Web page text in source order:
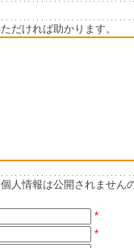
だければ助かります。
人情報は公開されません
*
*